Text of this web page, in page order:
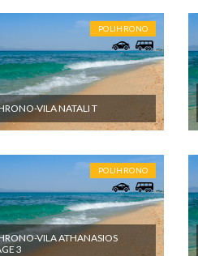
NIJE UKLJUČENO
aranžmana ne obuhvata: - U cenu
jedinici po danu i plaća se na
osiguranje; - Korišćenje klima
putnika, kao i sve ostale
programom putovanja, a naprave
POLIHRONO
VILA NATALI T
POLIHRONO
VILA ATHANASIOS
3